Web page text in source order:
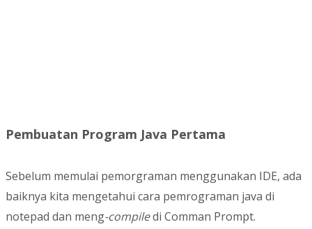
Pembuatan Program Java Pertama
Sebelum memulai pemorgraman menggunakan IDE, ada
baiknya kita mengetahui cara pemrograman java di
notepad dan meng-compiledi Comman Prompt.